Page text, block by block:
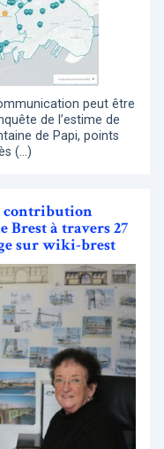
peut être
de l’estime de
de Papi, points
(…)
contribution
Brest à travers 27
sur wiki-brest